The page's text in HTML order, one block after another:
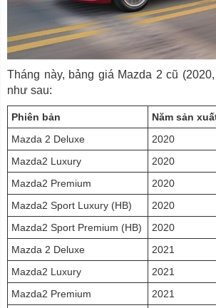
Tháng này, bảng giá Mazda 2 cũ
như sau:
Phiên bản Năm sản
Mazda 2 Deluxe
2020
Mazda2 Luxury
2020
Mazda2 Premium
2020
Mazda2 Sport Luxury (HB)
2020
Mazda2 Sport Premium (HB)
2020
Mazda 2 Deluxe
2021
Mazda2 Luxury
2021
Mazda2 Premium
2021